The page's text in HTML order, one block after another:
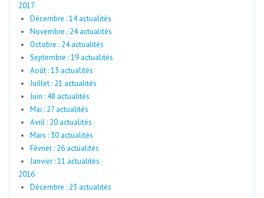
2017
Décembre : 14 actualités
Novembre : 24 actualités
Octobre : 24 actualités
Septembre : 19 actualités
Août : 13 actualités
Juillet : 21 actualités
Juin : 48 actualités
Mai : 27 actualités
Avril : 20 actualités
Mars : 30 actualités
Février : 26 actualités
Janvier : 11 actualités
2016
Décembre : 23 actualités